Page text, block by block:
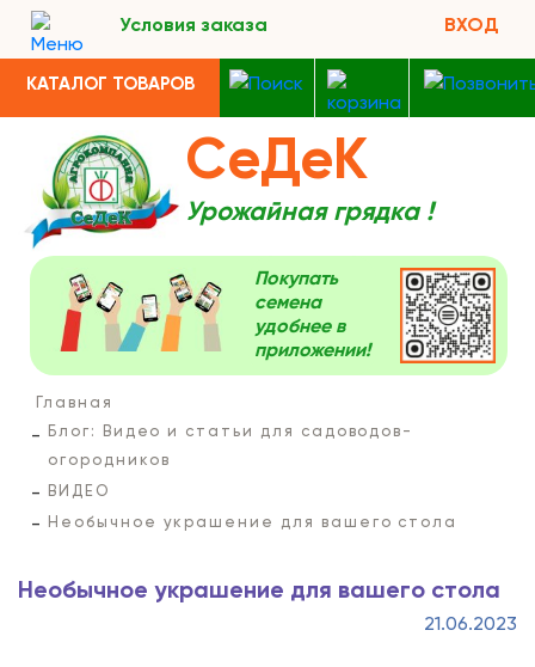
Условия заказа ВХОД
КАТАЛОГ ТОВАРОВ
СеДеК
Урожайная грядка !
Покупать
семена
удобнее в
приложении!
Главная
Блог: Видео и статьи для садоводов-
огородников
ВИДЕО
Необычное украшение для вашего стола
Необычное украшение для вашего стола
21.06.2023